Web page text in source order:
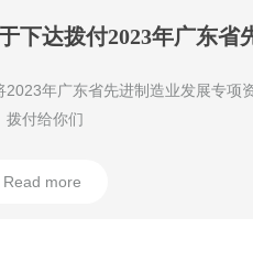
2023年广东省先进制造业发展专项
拨付给你们
Read more